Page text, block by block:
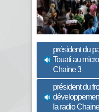
président du
Touati au
Chaine 3
président du
la radio